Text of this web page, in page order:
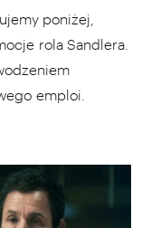
poniżej,
rola Sandlera.
emploi.